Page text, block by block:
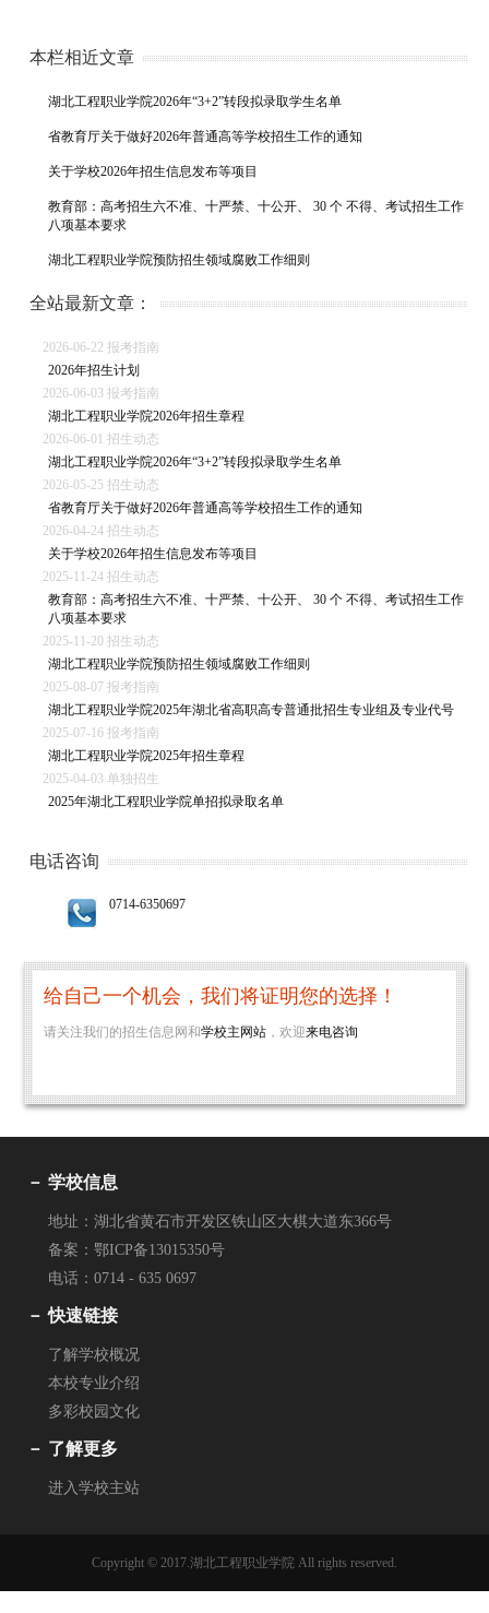
本栏相近文章
湖北工程职业学院2026年“3+2”转段拟录取学生名单
省教育厅关于做好2026年普通高等学校招生工作的通知
关于学校2026年招生信息发布等项目
教育部：高考招生六不准、十严禁、十公开、 30 个 不得、考试招生工作
八项基本要求
湖北工程职业学院预防招生领域腐败工作细则
全站最新文章：
2026-06-22 报考指南
2026年招生计划
2026-06-03 报考指南
湖北工程职业学院2026年招生章程
2026-06-01 招生动态
湖北工程职业学院2026年“3+2”转段拟录取学生名单
2026-05-25 招生动态
省教育厅关于做好2026年普通高等学校招生工作的通知
2026-04-24 招生动态
关于学校2026年招生信息发布等项目
2025-11-24 招生动态
教育部：高考招生六不准、十严禁、十公开、 30 个 不得、考试招生工作
八项基本要求
2025-11-20 招生动态
湖北工程职业学院预防招生领域腐败工作细则
2025-08-07 报考指南
湖北工程职业学院2025年湖北省高职高专普通批招生专业组及专业代号
2025-07-16 报考指南
湖北工程职业学院2025年招生章程
2025-04-03 单独招生
2025年湖北工程职业学院单招拟录取名单
电话咨询
0714-6350697
给自己一个机会，我们将证明您的选择！
请关注我们的招生信息网和学校主网站 ，欢迎来电咨询
－ 学校信息
地址：湖北省黄石市开发区铁山区大棋大道东366号
备案：鄂ICP备13015350号
电话：0714 - 635 0697
－ 快速链接
了解学校概况
本校专业介绍
多彩校园文化
－ 了解更多
进入学校主站
Copyright © 2017.湖北工程职业学院 All rights reserved.